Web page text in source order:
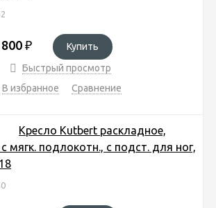
800 ₽
Купить
Быстрый просмотр
В избранное
Сравнение
Кресло Kutbert раскладное,
мягк. подлокотн., с подст. для ног,